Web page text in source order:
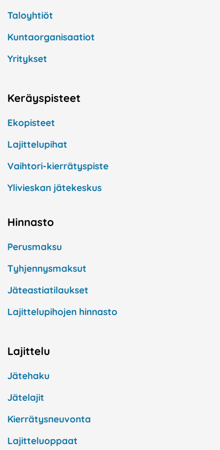
Taloyhtiöt
Kuntaorganisaatiot
Yritykset
Keräyspisteet
Ekopisteet
Lajittelupihat
Vaihtori-kierrätyspiste
Ylivieskan jätekeskus
Hinnasto
Perusmaksu
Tyhjennysmaksut
Jäteastiatilaukset
Lajittelupihojen hinnasto
Lajittelu
Jätehaku
Jätelajit
Kierrätysneuvonta
Lajitteluoppaat